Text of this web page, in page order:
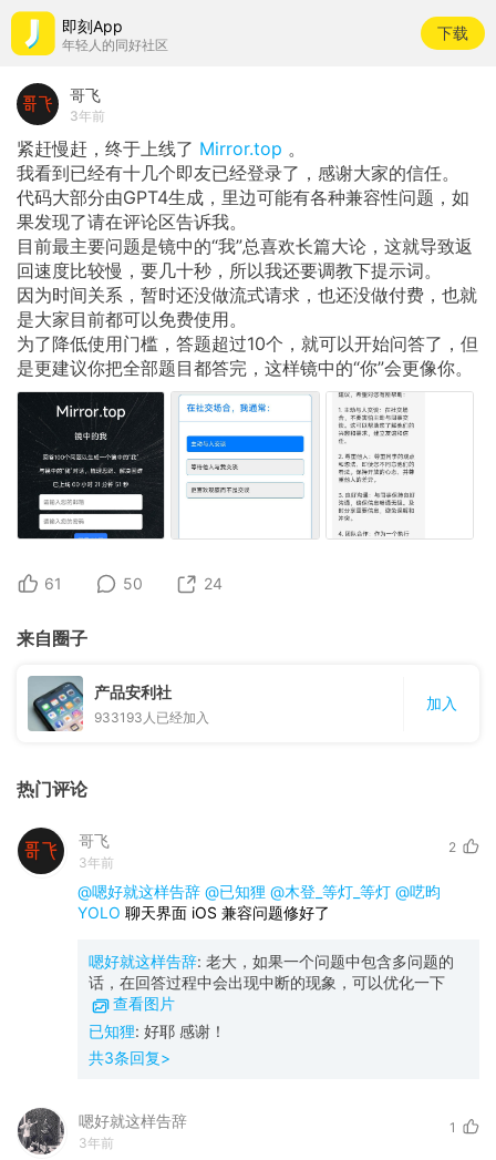
即刻App
年轻人的同好社区
下载
哥飞
3年前
紧赶慢赶，终于上线了 Mirror.top 。
我看到已经有十几个即友已经登录了，感谢大家的信任。
代码大部分由GPT4生成，里边可能有各种兼容性问题，如
果发现了请在评论区告诉我。
目前最主要问题是镜中的“我”总喜欢长篇大论，这就导致返
回速度比较慢，要几十秒，所以我还要调教下提示词。
因为时间关系，暂时还没做流式请求，也还没做付费，也就
是大家目前都可以免费使用。
为了降低使用门槛，答题超过10个，就可以开始问答了，但
是更建议你把全部题目都答完，这样镜中的“你”会更像你。
61 50 24
来自圈子
产品安利社
933193 人已经加入
加入
热门评论
哥飞
3年前
2
@嗯好就这样告辞 @已知狸 @木登_等灯_等灯 @呓昀
YOLO 聊天界面 iOS 兼容问题修好了
嗯好就这样告辞: 老大，如果一个问题中包含多问题的
话，在回答过程中会出现中断的现象，可以优化一下
查看图片
已知狸: 好耶 感谢！
共3条回复>
嗯好就这样告辞
3年前
1